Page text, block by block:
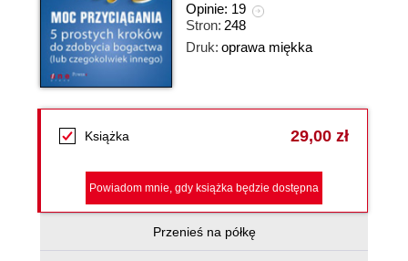
Opinie: 19
Stron: 248
Druk: oprawa miękka
Książka 29,00 zł
Powiadom mnie, gdy książka będzie dostępna
Przenieś na półkę